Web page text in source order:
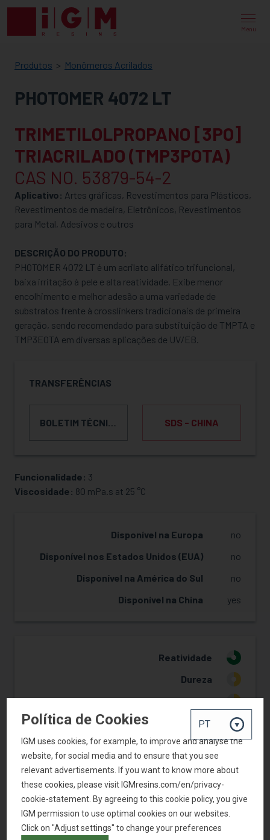
Menu
IGM
RESINS
Produtos Monômeros Acrilados
PHOTOMER 4072 LT
TRIMETILOLPROPANO [3PO]
TRIACRILADO (TMP3POTA)
CAS NO. 53879-54-2
Aplicativo: Artes gráficas, Revestimentos para Plásticos,
Revestimentos de madeira, Eletrônicos, Revestimentos
para Metal, Adesivos e outros
DESCRIÇÃO DO PRODUTO:
PHOTOMER 4072 LT é um acrilato alifático trifuncional,
baixa irritação à pele e alta reatividade. Exibe menor
encolhimento e melhor adesão a uma variedade de
substratos frente à crosslinkers tradicionais de primeira
geração, sendo recomendado para substituição de TMPTA e
TMP3EOTA em diversas aplicações de UV/EB.
TRANSFERÊNCIAS
BOLETIM TÉCNICO DO PRODUTO SDS - CHINA
SOLICITAR AMOSTRA
Funcionalidade: 3
Viscosidade: 80 mPa.s at 25 °C
Disponível na Europa
no
Disponível nos Estados Unidos (EUA)
no
Disponível na América do Sul
no
Disponível na China
yes
Reatividade
3
Dureza
2
Flexibilidade
2
Resistência ao amarelecimento
3
Adesão
2
Sistemas Pigmentados
3
SOLICITAR AMOSTRA
Política de Cookies
IGM uses cookies, for example, to improve and analyse the
website, for social media and to ensure that you see
relevant advertisements. If you want to know more about
these cookies, please visit IGMresins.com/en/privacy-
cookie-statement. By agreeing to this cookie policy, you give
IGM permission to use optimal cookies on our websites.
Click on "Adjust settings" to change your preferences